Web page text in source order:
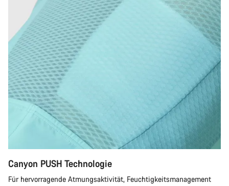
Canyon PUSH Technologie
Für hervorragende Atmungsaktivität, Feuchtigkeitsmanagement